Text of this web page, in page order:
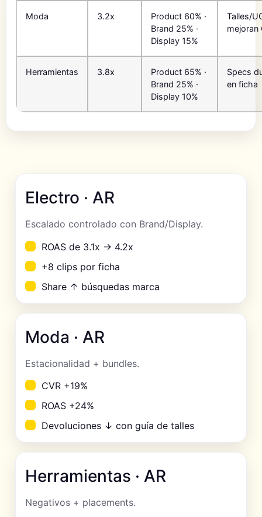
Moda 3.2x
Product 60% ·
Brand 25% ·
Display 15%
Talles/
mejoran
Herramientas 3.8x
Product 65% ·
Brand 25% ·
Display 10%
Specs
en ficha
Electro · AR
Escalado controlado con Brand/Display.
ROAS de 3.1x → 4.2x
+8 clips por ficha
Share ↑ búsquedas marca
Moda · AR
Estacionalidad + bundles.
CVR +19%
ROAS +24%
Devoluciones ↓ con guía de talles
Herramientas · AR
Negativos + placements.